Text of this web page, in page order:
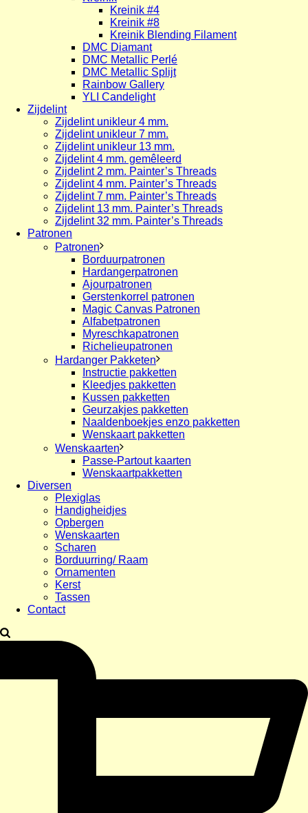
Kreinik #4
Kreinik #8
Kreinik Blending Filament
DMC Diamant
DMC Metallic Perlé
DMC Metallic Splijt
Rainbow Gallery
YLI Candelight
Zijdelint
Zijdelint unikleur 4 mm.
Zijdelint unikleur 7 mm.
Zijdelint unikleur 13 mm.
Zijdelint 4 mm. gemêleerd
Zijdelint 2 mm. Painter’s Threads
Zijdelint 4 mm. Painter’s Threads
Zijdelint 7 mm. Painter’s Threads
Zijdelint 13 mm. Painter’s Threads
Zijdelint 32 mm. Painter’s Threads
Patronen
Patronen
Borduurpatronen
Hardangerpatronen
Ajourpatronen
Gerstenkorrel patronen
Magic Canvas Patronen
Alfabetpatronen
Myreschkapatronen
Richelieupatronen
Hardanger Pakketen
Instructie pakketten
Kleedjes pakketten
Kussen pakketten
Geurzakjes pakketten
Naaldenboekjes enzo pakketten
Wenskaart pakketten
Wenskaarten
Passe-Partout kaarten
Wenskaartpakketten
Diversen
Plexiglas
Handigheidjes
Opbergen
Wenskaarten
Scharen
Borduurring/ Raam
Ornamenten
Kerst
Tassen
Contact